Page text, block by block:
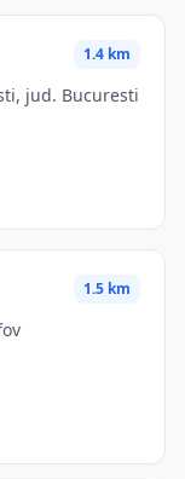
1.4 km
jud. Bucuresti
1.5 km